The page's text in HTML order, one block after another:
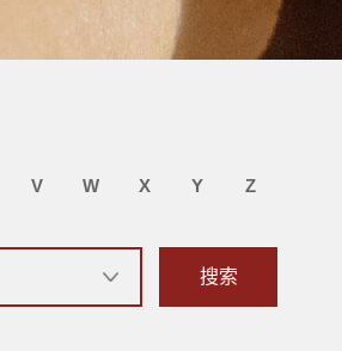
V W X Y Z
搜索